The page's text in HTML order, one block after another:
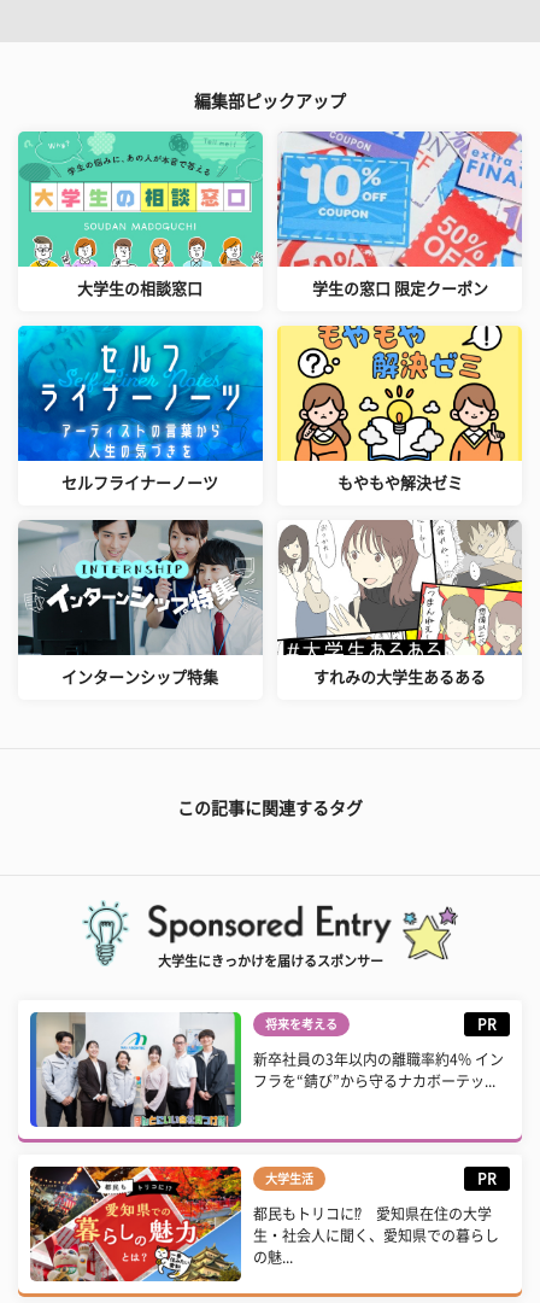
編集部ピックアップ
大学生の相談窓口 学生の窓口 限定クーポン
セルフライナーノーツ もやもや解決ゼミ
インターンシップ特集 すれみの大学生あるある
この記事に関連するタグ
大学生にきっかけを届けるスポンサー
将来を考える PR
新卒社員の3年以内の離職率約4% イン
フラを“錆び”から守るナカボーテッ...
大学生活 PR
都民もトリコに⁉ 愛知県在住の大学
生・社会人に聞く、愛知県での暮らし
の魅...